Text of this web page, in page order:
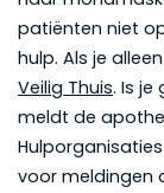
patiënten niet
hulp. Als je
Veilig Thuis. Is je
meldt de
voor meldingen